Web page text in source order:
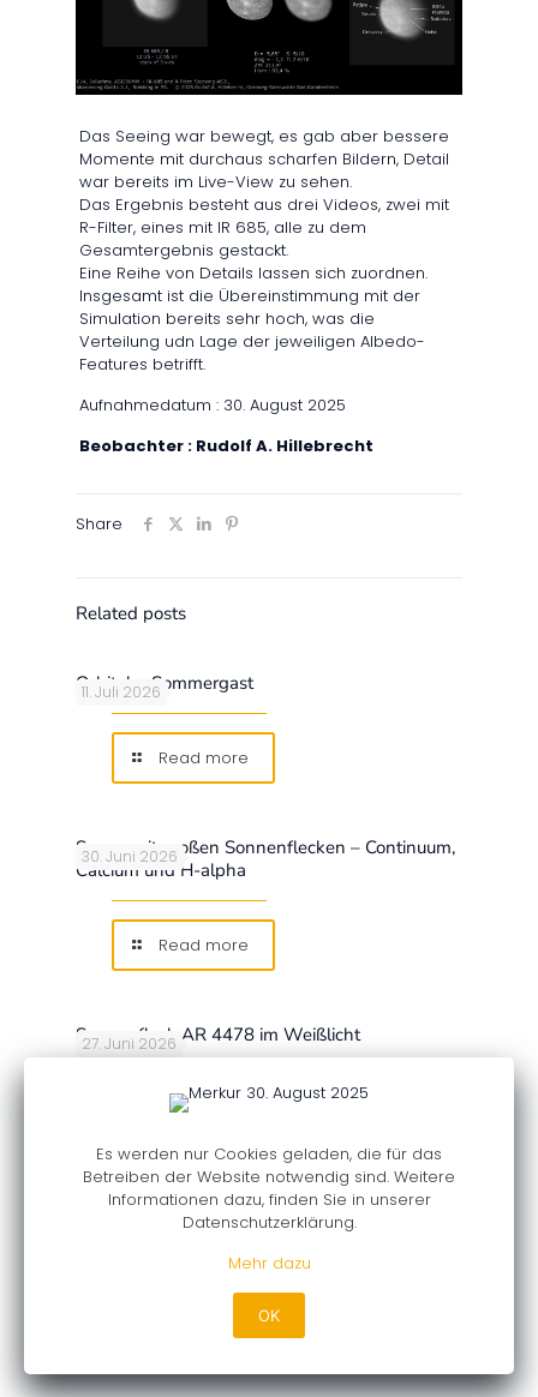
Das Seeing war bewegt, es gab aber bessere
Momente mit durchaus scharfen Bildern, Detail
war bereits im Live-View zu sehen.
Das Ergebnis besteht aus drei Videos, zwei mit
R-Filter, eines mit IR 685, alle zu dem
Gesamtergebnis gestackt.
Eine Reihe von Details lassen sich zuordnen.
Insgesamt ist die Übereinstimmung mit der
Simulation bereits sehr hoch, was die
Verteilung udn Lage der jeweiligen Albedo-
Features betrifft.
Aufnahmedatum : 30. August 2025
Beobachter : Rudolf A. Hillebrecht
Share
Related posts
11. Juli 2026
Orbitaler Sommergast
Read more
30. Juni 2026
Sonne mit großen Sonnenflecken – Continuum,
Calcium und H-alpha
Read more
27. Juni 2026
Sonnenfleck AR 4478 im Weißlicht
Read more
© 2026. All rights reserved. Vereinigung der
Sternfreunde e.V.- Fachgruppe PLANETEN
DatenschutzI
Es werden nur Cookies geladen, die für das
Betreiben der Website notwendig sind. Weitere
Informationen dazu, finden Sie in unserer
Datenschutzerklärung.
Mehr dazu
OK